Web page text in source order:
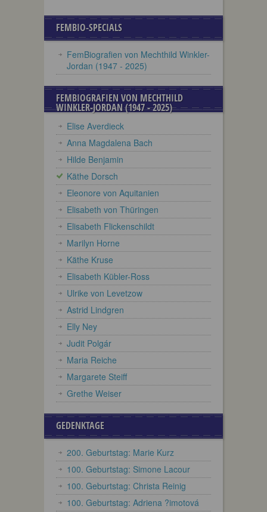
FEMBIO-SPECIALS
FemBiografien von Mechthild Winkler-
Jordan (1947 - 2025)
FEMBIOGRAFIEN VON MECHTHILD
WINKLER-JORDAN (1947 - 2025)
Elise Averdieck
Anna Magdalena Bach
Hilde Benjamin
Käthe Dorsch
Eleonore von Aquitanien
Elisabeth von Thüringen
Elisabeth Flickenschildt
Marilyn Horne
Käthe Kruse
Elisabeth Kübler-Ross
Ulrike von Levetzow
Astrid Lindgren
Elly Ney
Judit Polgár
Maria Reiche
Margarete Steiff
Grethe Weiser
GEDENKTAGE
200. Geburtstag: Marie Kurz
100. Geburtstag: Simone Lacour
100. Geburtstag: Christa Reinig
100. Geburtstag: Adriena ?imotová